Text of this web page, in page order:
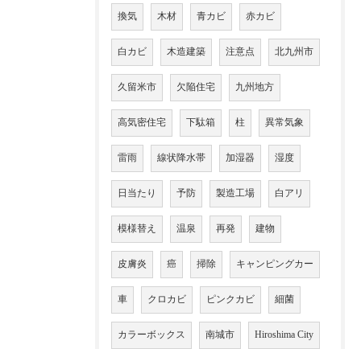
換気 木材 青カビ 赤カビ
白カビ 木造建築 注意点 北九州市
久留米市 欠陥住宅 九州地方
高気密住宅 下駄箱 柱 異常気象
雷雨 線状降水帯 加湿器 湿度
日当たり 予防 製造工場 白アリ
模様替え 温泉 再発 建物
皮膚炎 癌 掃除 キャンピングカー
車 クロカビ ピンクカビ 細菌
カラーボックス 南城市 Hiroshima City